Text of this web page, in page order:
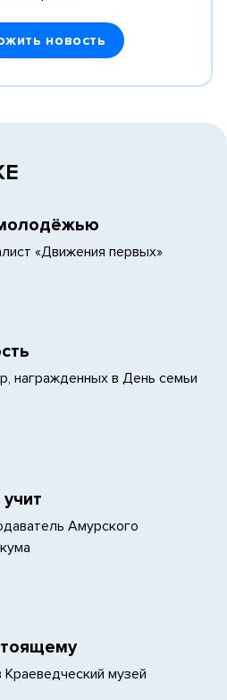
новость
«Движения первых»
награжденных в День семьи
Амурского
Краеведческий музей